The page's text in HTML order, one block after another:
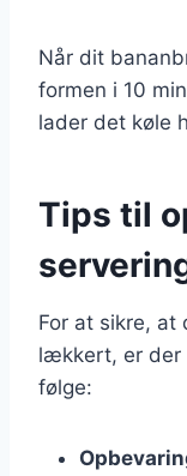
Når dit
formen i 10
lader det køle
Tips til
For at sikre,
lækkert, er der
følge: